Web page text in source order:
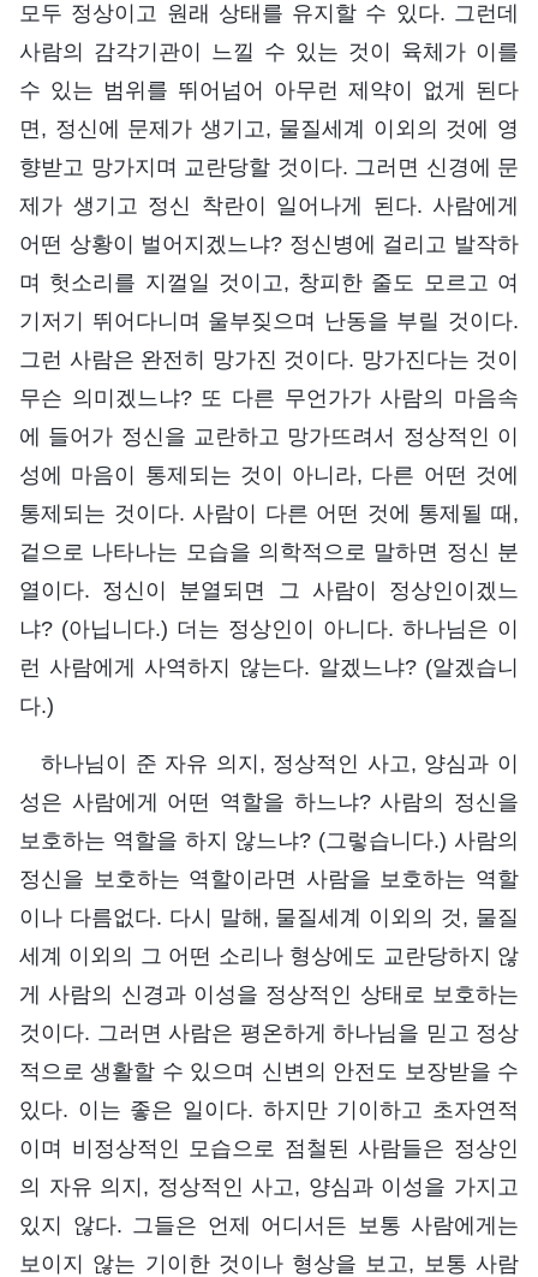
모두 정상이고 원래 상태를 유지할 수 있다. 그런데
사람의 감각기관이 느낄 수 있는 것이 육체가 이를
수 있는 범위를 뛰어넘어 아무런 제약이 없게 된다
면, 정신에 문제가 생기고, 물질세계 이외의 것에 영
향받고 망가지며 교란당할 것이다. 그러면 신경에 문
제가 생기고 정신 착란이 일어나게 된다. 사람에게
어떤 상황이 벌어지겠느냐? 정신병에 걸리고 발작하
며 헛소리를 지껄일 것이고, 창피한 줄도 모르고 여
기저기 뛰어다니며 울부짖으며 난동을 부릴 것이다.
그런 사람은 완전히 망가진 것이다. 망가진다는 것이
무슨 의미겠느냐? 또 다른 무언가가 사람의 마음속
에 들어가 정신을 교란하고 망가뜨려서 정상적인 이
성에 마음이 통제되는 것이 아니라, 다른 어떤 것에
통제되는 것이다. 사람이 다른 어떤 것에 통제될 때,
겉으로 나타나는 모습을 의학적으로 말하면 정신 분
열이다. 정신이 분열되면 그 사람이 정상인이겠느
냐? (아닙니다.) 더는 정상인이 아니다. 하나님은 이
런 사람에게 사역하지 않는다. 알겠느냐? (알겠습니
다.)
하나님이 준 자유 의지, 정상적인 사고, 양심과 이
성은 사람에게 어떤 역할을 하느냐? 사람의 정신을
보호하는 역할을 하지 않느냐? (그렇습니다.) 사람의
정신을 보호하는 역할이라면 사람을 보호하는 역할
이나 다름없다. 다시 말해, 물질세계 이외의 것, 물질
세계 이외의 그 어떤 소리나 형상에도 교란당하지 않
게 사람의 신경과 이성을 정상적인 상태로 보호하는
것이다. 그러면 사람은 평온하게 하나님을 믿고 정상
적으로 생활할 수 있으며 신변의 안전도 보장받을 수
있다. 이는 좋은 일이다. 하지만 기이하고 초자연적
이며 비정상적인 모습으로 점철된 사람들은 정상인
의 자유 의지, 정상적인 사고, 양심과 이성을 가지고
있지 않다. 그들은 언제 어디서든 보통 사람에게는
보이지 않는 기이한 것이나 형상을 보고, 보통 사람